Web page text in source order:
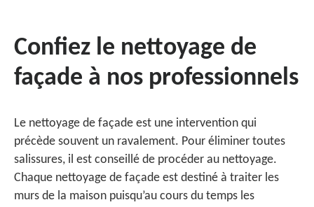
Confiez le nettoyage de
façade à nos professionnels
Le nettoyage de façade est une intervention qui
précède souvent un ravalement. Pour éliminer toutes
salissures, il est conseillé de procéder au nettoyage.
Chaque nettoyage de façade est destiné à traiter les
murs de la maison puisqu’au cours du temps les